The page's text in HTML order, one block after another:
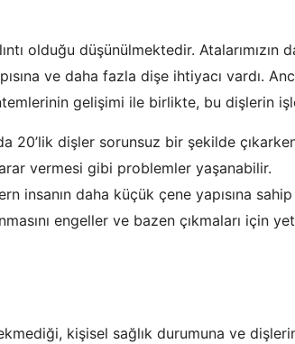
olduğu düşünülmektedir. Atalarımızın
ve daha fazla dişe ihtiyacı vardı.
gelişimi ile birlikte, bu dişlerin
20’lik dişler sorunsuz bir şekilde
vermesi gibi problemler yaşanabilir.
insanın daha küçük çene yapısına sahip
engeller ve bazen çıkmaları için
kişisel sağlık durumuna ve